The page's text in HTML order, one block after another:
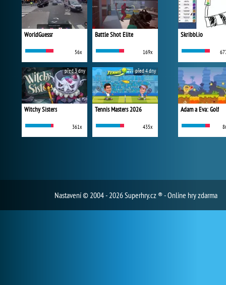
WorldGuessr
56x
Battle Shot Elite
169x
Witchy Sisters
361x
před 3 dny
Tennis Masters 2026
435x
před 4 dny
Skribbl.io
Adam a Eva: Golf
Nastavení© 2004 - 2026 Superhry.cz ® - Online hry zdarma